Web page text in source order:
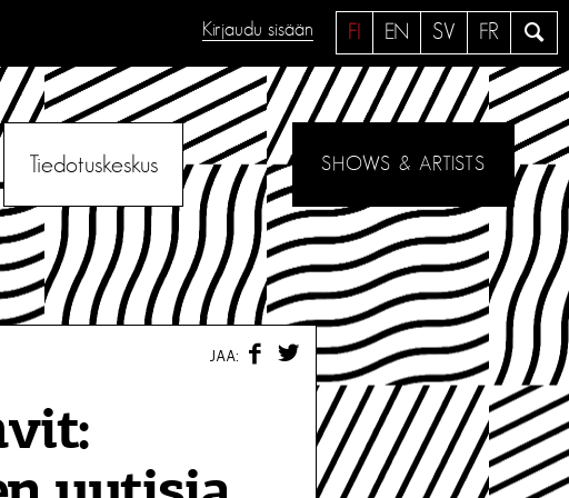
a
e
FI EN SV FR
Kirjaudu sisään
Tiedotuskeskus SHOWS & ARTISTS
JAA:
F
W